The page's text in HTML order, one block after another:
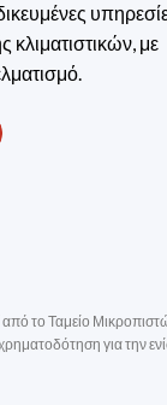
κλιματιστικών, με
από το Ταμείο
για την